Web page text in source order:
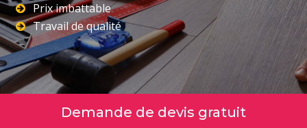
Prix imbattable
Travail de qualité
Demande de devis gratuit